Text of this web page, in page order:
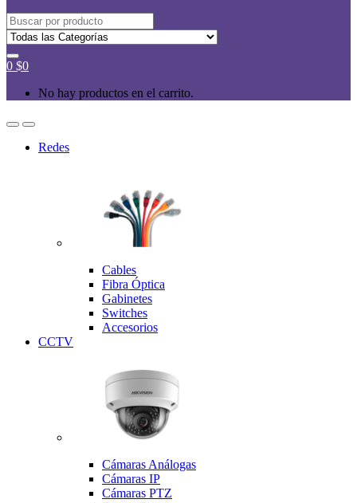
Buscar
por:
0 $0
No hay productos en el carrito.
Redes
Cables
Fibra Óptica
Gabinetes
Switches
Accesorios
CCTV
Cámaras Análogas
Cámaras IP
Cámaras PTZ